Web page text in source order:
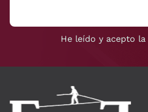
He leído y acepto